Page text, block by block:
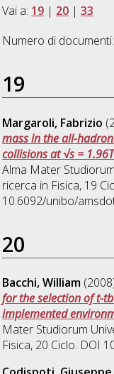
Vai a: 19 | 20 |33
Numero di documenti:
19
Margaroli, Fabrizio
mass in the all-
collisions at √s =
Alma Mater
ricerca in Fisica, 19
10.6092/unibo/
20
Bacchi, William
for the selection of t-
implemented
Mater Studiorum
Fisica, 20 Ciclo. DOI